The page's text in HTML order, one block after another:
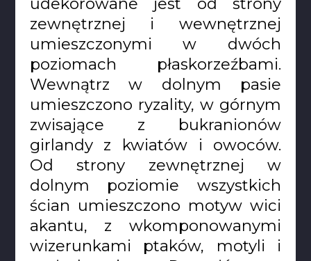
zewnętrznej i wewnętrznej
umieszczonymi w dwóch
poziomach płaskorzeźbami.
Wewnątrz w dolnym pasie
umieszczono ryzality, w górnym
zwisające z bukranionów
girlandy z kwiatów i owoców.
Od strony zewnętrznej w
dolnym poziomie wszystkich
ścian umieszczono motyw wici
akantu, z wkomponowanymi
wizerunkami ptaków, motyli i